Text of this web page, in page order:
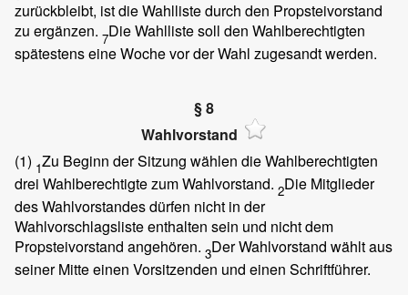
zurückbleibt, ist die Wahlliste durch den Propsteivorstand
zu ergänzen. 7Die Wahlliste soll den Wahlberechtigten
spätestens eine Woche vor der Wahl zugesandt werden.
§ 8
Wahlvorstand
(1) 1Zu Beginn der Sitzung wählen die Wahlberechtigten
drei Wahlberechtigte zum Wahlvorstand. 2Die Mitglieder
des Wahlvorstandes dürfen nicht in der
Wahlvorschlagsliste enthalten sein und nicht dem
Propsteivorstand angehören. 3Der Wahlvorstand wählt aus
seiner Mitte einen Vorsitzenden und einen Schriftführer.